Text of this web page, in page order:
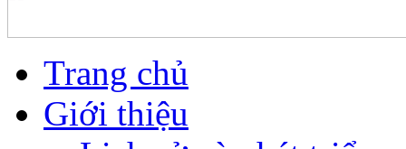
Trang chủ
Giới thiệu